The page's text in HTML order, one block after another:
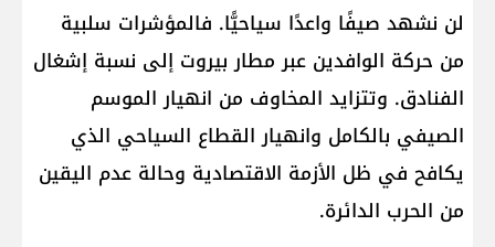
لن نشهد صيفًا واعدًا سياحيًّا. فالمؤشرات سلبية
من حركة الوافدين عبر مطار بيروت إلى نسبة إشغال
الفنادق. وتتزايد المخاوف من انهيار الموسم
الصيفي بالكامل وانهيار القطاع السياحي الذي
يكافح في ظل الأزمة الاقتصادية وحالة عدم اليقين
من الحرب الدائرة.